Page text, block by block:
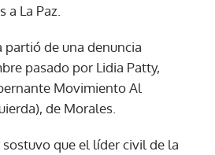
La Paz.
partió de una denuncia
pasado por Lidia Patty,
Movimiento Al
de Morales.
sostuvo que el líder civil de la